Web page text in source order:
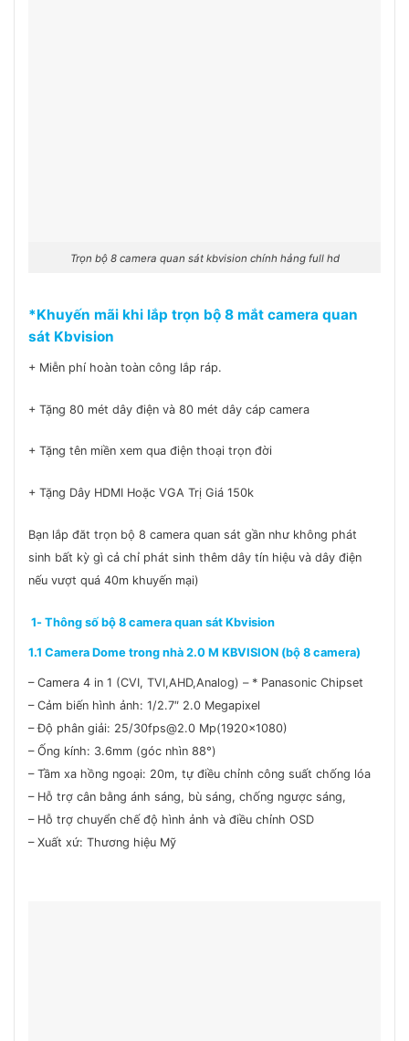
Trọn bộ 8 camera quan sát kbvision chính hảng full hd
*Khuyến mãi khi lắp trọn bộ 8 mắt camera quan
sát Kbvision
+ Miễn phí hoàn toàn công lắp ráp.
+ Tặng 80 mét dây điện và 80 mét dây cáp camera
+ Tặng tên miền xem qua điện thoại trọn đời
+ Tặng Dây HDMI Hoặc VGA Trị Giá 150k
Bạn lắp đăt trọn bộ 8 camera quan sát gần như không phát
sinh bất kỳ gì cả chỉ phát sinh thêm dây tín hiệu và dây điện
nếu vượt quá 40m khuyến mại)
1- Thông số bộ 8 camera quan sát Kbvision
1.1 Camera Dome trong nhà 2.0 M KBVISION (bộ 8 camera)
– Camera 4 in 1 (CVI, TVI,AHD,Analog) – * Panasonic Chipset
– Cảm biến hình ảnh: 1/2.7″ 2.0 Megapixel
– Độ phân giải: 25/30fps@2.0 Mp(1920×1080)
– Ống kính: 3.6mm (góc nhìn 88°)
– Tầm xa hồng ngoại: 20m, tự điều chỉnh công suất chống lóa
– Hỗ trợ cân bằng ánh sáng, bù sáng, chống ngược sáng,
– Hỗ trợ chuyển chế độ hình ảnh và điều chỉnh OSD
– Xuất xứ: Thương hiệu Mỹ